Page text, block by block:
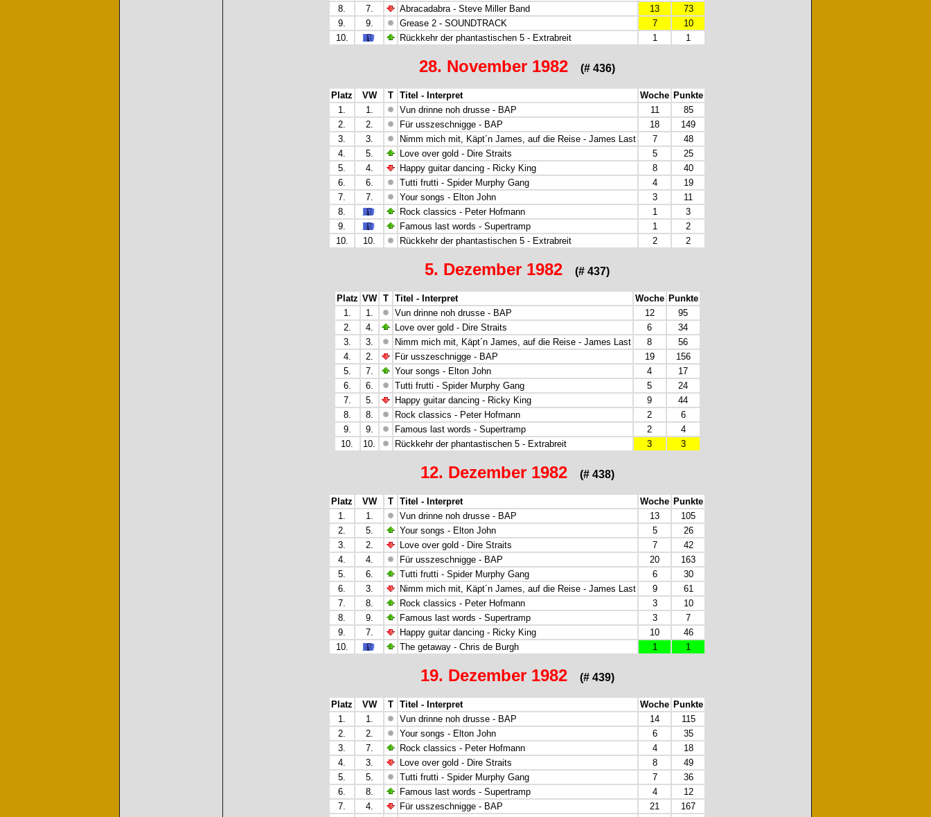
8.
7. Abracadabra - Steve Miller Band 13
73
9.
9. Grease 2 - SOUNDTRACK 7
10
10.
Rückkehr der phantastischen 5 - Extrabreit 1 1
28. November 1982 (# 436)
Platz VW T Titel - Interpret Woche Punkte
1.
1. Vun drinne noh drusse - BAP 11
85
2.
2. Für usszeschnigge - BAP 18
149
3.
3. Nimm mich mit, Käpt´n James, auf die Reise - James Last 7
48
4.
5. Love over gold - Dire Straits 5
25
5.
4. Happy guitar dancing - Ricky King 8
40
6.
6. Tutti frutti - Spider Murphy Gang 4
19
7.
7. Your songs - Elton John 3
11
8.
Rock classics - Peter Hofmann 1
3
9.
Famous last words - Supertramp 1
2
10.
10. Rückkehr der phantastischen 5 - Extrabreit 2 2
5. Dezember 1982 (# 437)
Platz VW T Titel - Interpret Woche Punkte
1.
1. Vun drinne noh drusse - BAP 12
95
2.
4. Love over gold - Dire Straits 6
34
3.
3. Nimm mich mit, Käpt´n James, auf die Reise - James Last 8
56
4.
2. Für usszeschnigge - BAP 19
156
5.
7. Your songs - Elton John 4
17
6.
6. Tutti frutti - Spider Murphy Gang 5
24
7.
5. Happy guitar dancing - Ricky King 9
44
8.
8. Rock classics - Peter Hofmann 2
6
9.
9. Famous last words - Supertramp 2
4
10.
10. Rückkehr der phantastischen 5 - Extrabreit 3 3
12. Dezember 1982 (# 438)
Platz VW T Titel - Interpret Woche Punkte
1.
1. Vun drinne noh drusse - BAP 13
105
2.
5. Your songs - Elton John 5
26
3.
2. Love over gold - Dire Straits 7
42
4.
4. Für usszeschnigge - BAP 20
163
5.
6. Tutti frutti - Spider Murphy Gang 6
30
6.
3. Nimm mich mit, Käpt´n James, auf die Reise - James Last 9
61
7.
8. Rock classics - Peter Hofmann 3
10
8.
9. Famous last words - Supertramp 3
7
9.
7. Happy guitar dancing - Ricky King 10
46
10.
The getaway - Chris de Burgh 1 1
19. Dezember 1982 (# 439)
Platz VW T Titel - Interpret Woche Punkte
1.
1. Vun drinne noh drusse - BAP 14
115
2.
2. Your songs - Elton John 6
35
3.
7. Rock classics - Peter Hofmann 4
18
4.
3. Love over gold - Dire Straits 8
49
5.
5. Tutti frutti - Spider Murphy Gang 7
36
6.
8. Famous last words - Supertramp 4
12
7.
4. Für usszeschnigge - BAP 21
167